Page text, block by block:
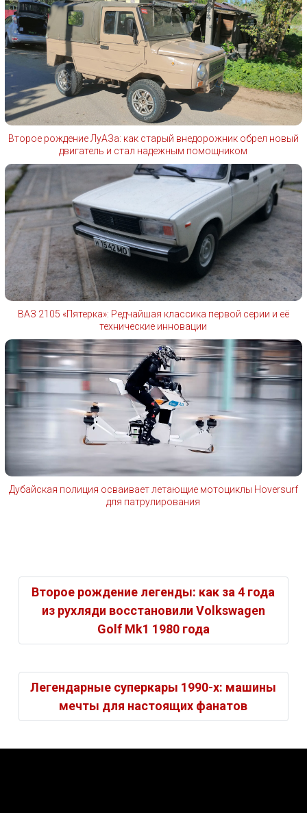
Второе рождение ЛуАЗа: как старый внедорожник обрел новый
двигатель и стал надежным помощником
ВАЗ 2105 «Пятерка»: Редчайшая классика первой серии и её
технические инновации
Дубайская полиция осваивает летающие мотоциклы Hoversurf
для патрулирования
Второе рождение легенды: как за 4 года
из рухляди восстановили Volkswagen
Golf Mk1 1980 года
Легендарные суперкары 1990-х: машины
мечты для настоящих фанатов